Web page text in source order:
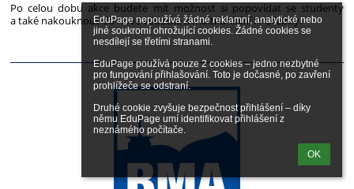
EduPage nepoužívá žádné reklamní, analytické nebo
jiné soukromí ohrožující cookies. Žádné cookies se
nesdílejí se třetími stranami.
EduPage používá pouze 2 cookies – jedno nezbytné
pro fungování přihlašování. Toto je dočasné, po zavření
prohlížeče se odstraní.
Druhé cookie zvyšuje bezpečnost přihlášení – díky
němu EduPage umí identifikovat přihlášení z
neznámého počítače.
OK
Po celou dobu akce budete mít možnost si popovídat se studenty
a také nakouknout do nové vědecké a multifunkční IT učebny.